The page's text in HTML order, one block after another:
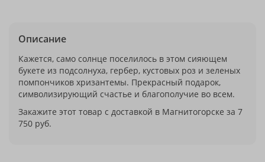
Описание
Кажется, само солнце поселилось в этом сияющем
букете из подсолнуха, гербер, кустовых роз и зеленых
помпончиков хризантемы. Прекрасный подарок,
символизирующий счастье и благополучие во всем.
Закажите этот товар с доставкой в Магнитогорске за 7
750 руб.